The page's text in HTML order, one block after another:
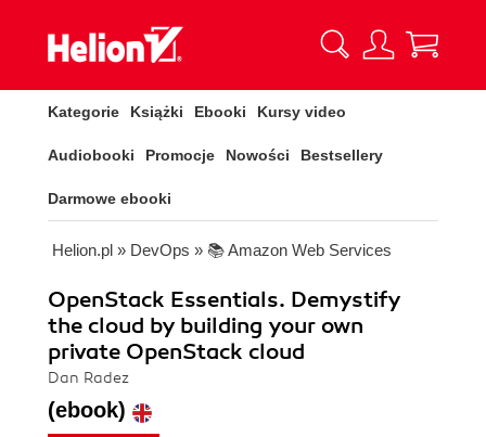
Kategorie Książki Ebooki Kursy video
Audiobooki Promocje Nowości Bestsellery
Darmowe ebooki
Helion.pl » DevOps » 📚 Amazon Web Services
OpenStack Essentials. Demystify
the cloud by building your own
private OpenStack cloud
Dan Radez
(ebook)